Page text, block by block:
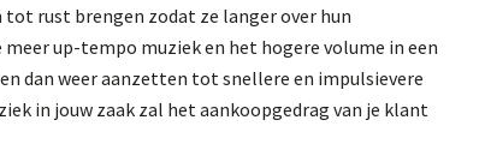
rust brengen zodat ze langer over hun
meer up-tempo muziek en het hogere volume in een
dan weer aanzetten tot snellere en impulsievere
in jouw zaak zal het aankoopgedrag van je klant